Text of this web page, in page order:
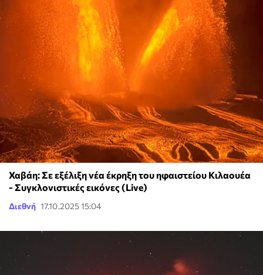
Χαβάη: Σε εξέλιξη νέα έκρηξη του ηφαιστείου Κιλαουέα
- Συγκλονιστικές εικόνες (Live)
Διεθνή 17.10.2025 15:04